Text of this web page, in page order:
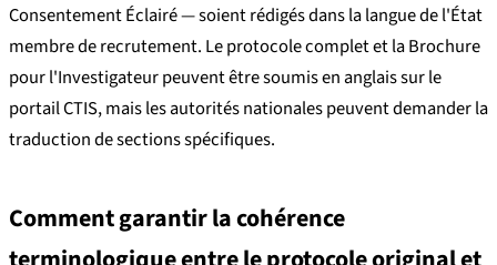
Consentement Éclairé — soient rédigés dans la langue de l'État
membre de recrutement. Le protocole complet et la Brochure
pour l'Investigateur peuvent être soumis en anglais sur le
portail CTIS, mais les autorités nationales peuvent demander la
traduction de sections spécifiques.
Comment garantir la cohérence